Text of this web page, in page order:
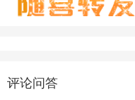
评论问答